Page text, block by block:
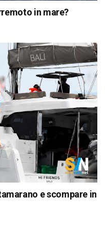
in mare?
e scompare in